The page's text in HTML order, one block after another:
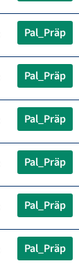
Pal_Präp
Pal_Präp
Pal_Präp
Pal_Präp
Pal_Präp
Pal_Präp